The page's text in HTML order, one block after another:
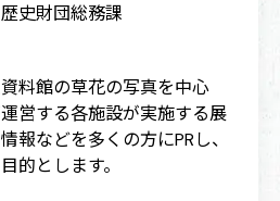
史財団総務課
料館の草花の写真を中心
営する各施設が実施する展
報などを多くの方にPRし、
的とします。